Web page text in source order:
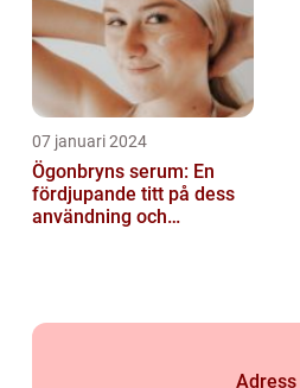
07 januari 2024
Ögonbryns serum: En
fördjupande titt på dess
användning och
Adress